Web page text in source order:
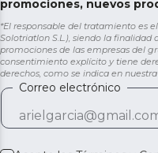
promociones, nuevos
*El responsable del tratamiento es
Solotriatlon S.L.), siendo la
promociones de las empresas del
consentimiento explícito y tiene
derechos, como se indica en nuestra
Correo electrónico